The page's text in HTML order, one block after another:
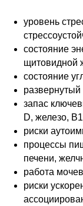
уровень
состояние
щитовидной
состояние
запас
D, железо,
риски
процессы
печени,
работа
риски